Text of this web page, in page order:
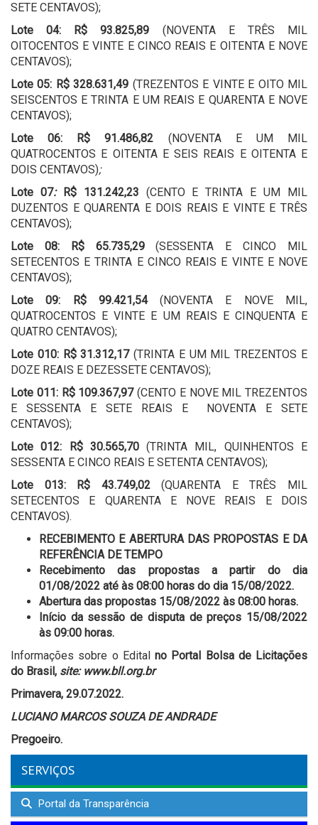
SETE CENTAVOS);
Lote 04: R$ 93.825,89 (NOVENTA E TRÊS MIL
OITOCENTOS E VINTE E CINCO REAIS E OITENTA E NOVE
CENTAVOS);
Lote 05: R$ 328.631,49 (TREZENTOS E VINTE E OITO MIL
SEISCENTOS E TRINTA E UM REAIS E QUARENTA E NOVE
CENTAVOS);
Lote 06: R$ 91.486,82 (NOVENTA E UM MIL
QUATROCENTOS E OITENTA E SEIS REAIS E OITENTA E
DOIS CENTAVOS);
Lote 07: R$ 131.242,23 (CENTO E TRINTA E UM MIL
DUZENTOS E QUARENTA E DOIS REAIS E VINTE E TRÊS
CENTAVOS);
Lote 08: R$ 65.735,29(SESSENTA E CINCO MIL
SETECENTOS E TRINTA E CINCO REAIS E VINTE E NOVE
CENTAVOS);
Lote 09: R$ 99.421,54(NOVENTA E NOVE MIL,
QUATROCENTOS E VINTE E UM REAIS E CINQUENTA E
QUATRO CENTAVOS);
Lote 010: R$ 31.312,17(TRINTA E UM MIL TREZENTOS E
DOZE REAIS E DEZESSETE CENTAVOS);
Lote 011: R$ 109.367,97 (CENTO E NOVE MIL TREZENTOS
E SESSENTA E SETE REAIS E NOVENTA E SETE
CENTAVOS);
Lote 012: R$ 30.565,70(TRINTA MIL, QUINHENTOS E
SESSENTA E CINCO REAIS E SETENTA CENTAVOS);
Lote 013: R$ 43.749,02(QUARENTA E TRÊS MIL
SETECENTOS E QUARENTA E NOVE REAIS E DOIS
CENTAVOS).
RECEBIMENTO E ABERTURA DAS PROPOSTAS E DA
REFERÊNCIA DE TEMPO
Recebimento das propostas a partir do dia
01/08/2022 até às 08:00 horas do dia 15/08/2022.
Abertura das propostas 15/08/2022 às 08:00 horas.
Início da sessão de disputa de preços 15/08/2022
às 09:00 horas.
Informações sobre o Edital no Portal Bolsa de Licitações
do Brasil, site: www.bll.org.br
Primavera, 29.07.2022.
LUCIANO MARCOS SOUZA DE ANDRADE
Pregoeiro.
SERVIÇOS
Portal da Transparência